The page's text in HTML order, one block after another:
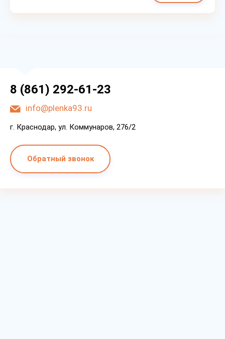
8 (861) 292-61-23
info@plenka93.ru
г. Краснодар, ул. Коммунаров, 276/2
Обратный звонок